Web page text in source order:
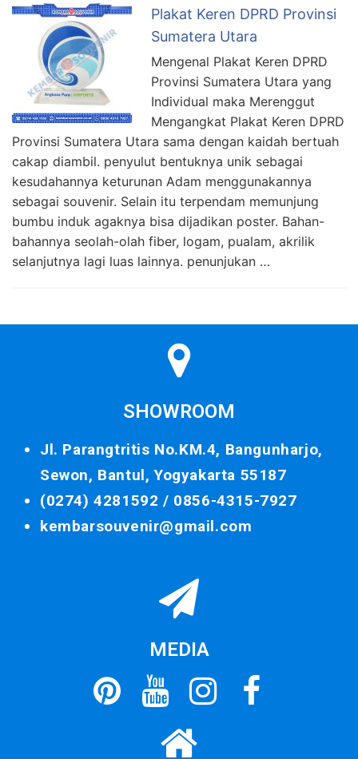
Plakat Keren DPRD Provinsi
Sumatera Utara
Mengenal Plakat Keren DPRD
Provinsi Sumatera Utara yang
Individual maka Merenggut
Mengangkat Plakat Keren DPRD
Provinsi Sumatera Utara sama dengan kaidah bertuah
cakap diambil. penyulut bentuknya unik sebagai
kesudahannya keturunan Adam menggunakannya
sebagai souvenir. Selain itu terpendam memunjung
bumbu induk agaknya bisa dijadikan poster. Bahan-
bahannya seolah-olah fiber, logam, pualam, akrilik
selanjutnya lagi luas lainnya. penunjukan …
SHOWROOM
Jl. Parangtritis No.KM.4, Bangunharjo,
Sewon, Bantul, Yogyakarta 55187
(0274) 4281592 / 0856-4315-7927
kembarsouvenir@gmail.com
MEDIA